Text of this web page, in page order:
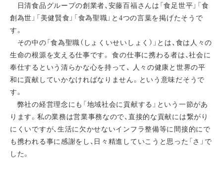
日清食品グループの創業者、安藤百福さんは「食足世平」「食
創為世」「美健賢食」「食為聖職」と4つの言葉を掲げたそうで
す。
その中の「食為聖職（しょくいせいしょく）」とは、食は人々の
生命の根源を支える仕事です。 食の仕事に携わる者は、社会に
奉仕するという清らかな心を持って、 人々の健康と世界の平
和に貢献していかなければなりません。という意味だそうで
す。
弊社の経営理念にも「地域社会に貢献する」という一節があ
ります。私の業務は営業事務なので、直接的な貢献には繋がり
にくいですが、生活に欠かせないインフラ整備等に間接的にで
も携われる事に感謝をし、日々精進していこうと思った「さ」で
した。